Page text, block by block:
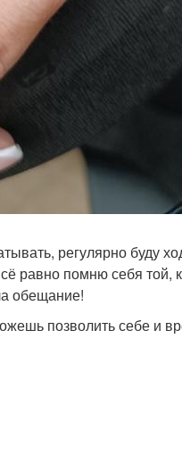
регулярно буду
равно помню себя той,
обещание!
позволить себе и